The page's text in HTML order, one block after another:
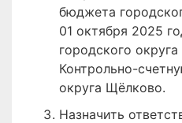
бюджета
01 октября 2025
городского
Контрольно-
округа Щёлково.
Назначить